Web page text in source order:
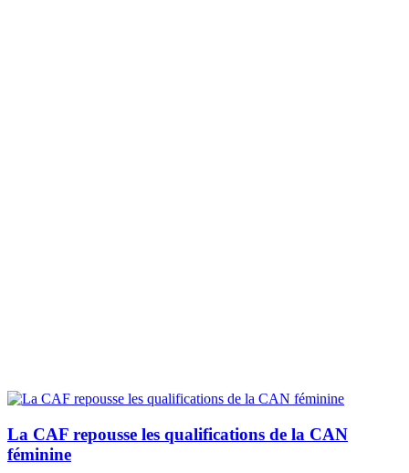
La CAF repousse les qualifications de la CAN
féminine